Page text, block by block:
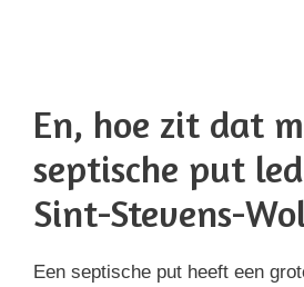
En, hoe zit dat
septische put
Sint-Stevens-
Een septische put heeft een